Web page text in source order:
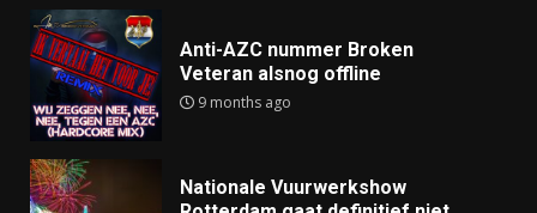
Anti-AZC nummer Broken
Veteran alsnog offline
9 months ago
Nationale Vuurwerkshow